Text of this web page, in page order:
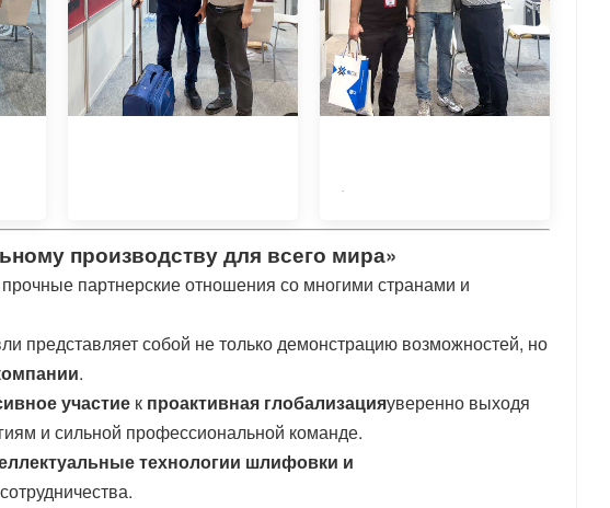
.
производству для всего мира»
партнерские отношения со многими странами и
представляет собой не только демонстрацию возможностей, но
.
участиек проактивная глобализацияуверенно выходя
и сильной профессиональной команде.
технологии шлифовки и